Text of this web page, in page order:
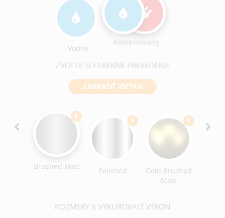
Vodný
Kombinovaný
ZVOĽTE SI FAREBNÉ PREVEDENIE
ZOBRAZIŤ VŠETKO
Brushed Matt Polished
Gold Brushed
Matt
ROZMERY A VYKUROVACÍ VÝKON